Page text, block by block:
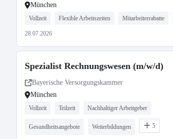
München
Vollzeit Flexible Arbeitszeiten Mitarbeiterrabatte
28.07.2026
Spezialist Rechnungswesen (m/w/d)
Bayerische Versorgungskammer
München
Vollzeit Teilzeit Nachhaltiger Arbeitgeber
Gesundheitsangebote Weiterbildungen 5